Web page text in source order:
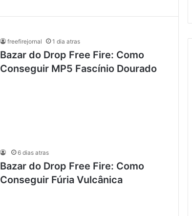
freefirejornal 1 dia atras
Bazar do Drop Free Fire: Como
Conseguir MP5 Fascínio Dourado
6 dias atras
Bazar do Drop Free Fire: Como
Conseguir Fúria Vulcânica